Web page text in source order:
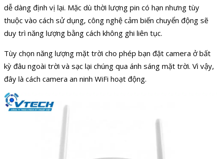
dễ dàng định vị lại. Mặc dù thời lượng pin có hạn nhưng tùy
thuộc vào cách sử dụng, công nghệ cảm biến chuyển động sẽ
duy trì năng lượng bằng cách không ghi liên tục.
Tùy chọn năng lượng mặt trời cho phép bạn đặt camera ở bất
kỳ đâu ngoài trời và sạc lại chúng qua ánh sáng mặt trời. Vì vậy,
đây là cách camera an ninh WiFi hoạt động.